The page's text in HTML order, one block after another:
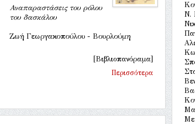
Ν.
Αναπαραστάσεις του ρόλου
του δασκάλου
Ζωή Γεωργακοπούλου - Βουρλούμη
[Βιβλιοπανόραμα]
Περισσότερα